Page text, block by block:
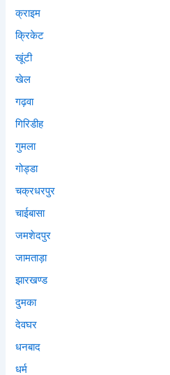
क्राइम
क्रिकेट
खूंटी
खेल
गढ़वा
गिरिडीह
गुमला
गोड्डा
चक्रधरपुर
चाईबासा
जमशेदपुर
जामताड़ा
झारखण्ड
दुमका
देवघर
धनबाद
धर्म